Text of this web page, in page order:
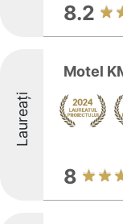
8.2
Laureați
Motel
8